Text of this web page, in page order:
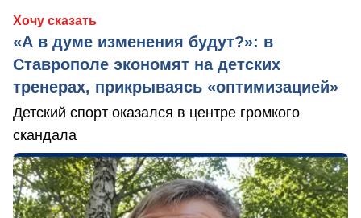
Хочу сказать
«А в думе изменения будут?»: в
Ставрополе экономят на детских
тренерах, прикрываясь «оптимизацией»
Детский спорт оказался в центре громкого
скандала